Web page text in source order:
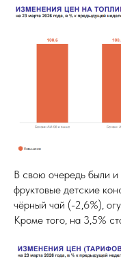
В свою очередь были и
фруктовые детские
чёрный чай (-2,6%),
Кроме того, на 3,5%